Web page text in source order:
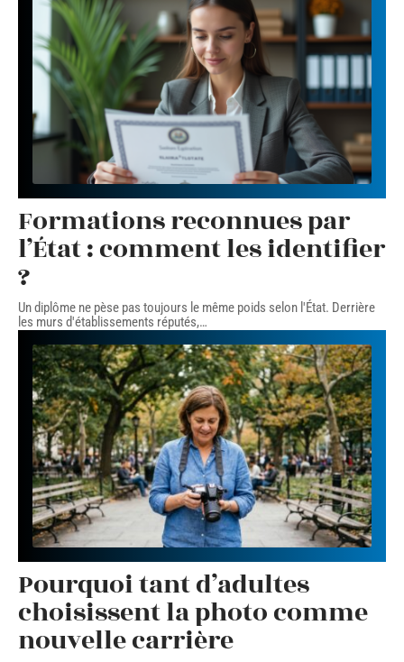
Formations reconnues par
l’État : comment les identifier
?
Un diplôme ne pèse pas toujours le même poids selon l'État. Derrière
les murs d'établissements réputés,…
Pourquoi tant d’adultes
choisissent la photo comme
nouvelle carrière